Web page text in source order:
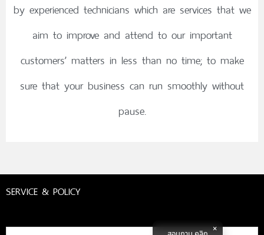
by experienced technicians which are services that we
aim to improve and attend to our important
customers’ matters in less than no time; to make
sure that your business can run smoothly without
pause.
SERVICE & POLICY